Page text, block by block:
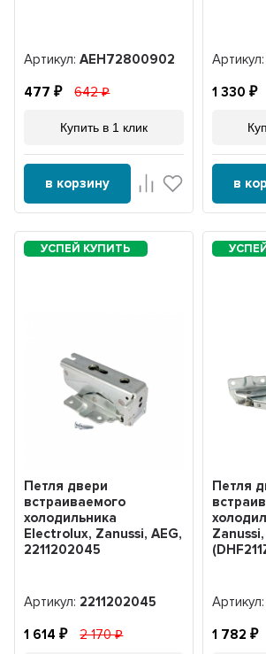
Артикул:AEH72800902
477 642
Купить в 1 клик
в корзину
Артикул:
1 330
в
Петля двери
встраиваемого
холодильника
Electrolux, Zanussi, AEG,
2211202045
Артикул: 2211202045
1 614 2 170
Петля
Zanussi,
Артикул:
1 782